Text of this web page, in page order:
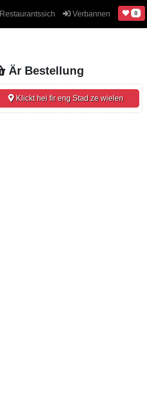
Restaurantssich Verbannen 0
Är Bestellung
Klickt hei fir eng Stad ze wielen